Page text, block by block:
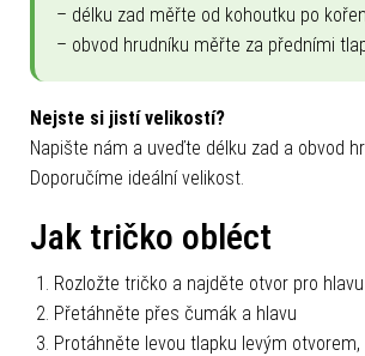
– délku zad měřte od kohoutku po
– obvod hrudníku měřte za předními
Nejste si jistí velikostí?
Napište nám a uveďte délku zad a obvod
Doporučíme ideální velikost.
Jak tričko obléct
Rozložte tričko a najděte otvor pro hlavu
Přetáhněte přes čumák a hlavu
Protáhněte levou tlapku levým